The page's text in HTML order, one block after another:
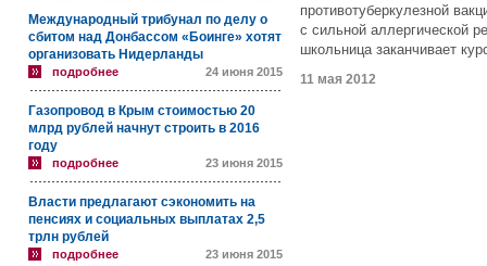
Международный трибунал по делу о
сбитом над Донбассом «Боинге» хотят
организовать Нидерланды
подробнее 24 июня 2015
Газопровод в Крым стоимостью 20
млрд рублей начнут строить в 2016
году
подробнее 23 июня 2015
Власти предлагают сэкономить на
пенсиях и социальных выплатах 2,5
трлн рублей
подробнее 23 июня 2015
противотуберкулезной
с сильной аллергической
школьница заканчивает
11 мая 2012